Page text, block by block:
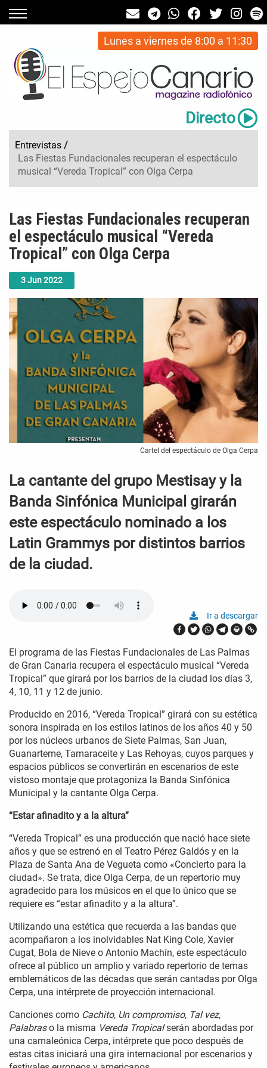
Lunes a viernes de 8:00 a 11:30
Directo
Entrevistas /
Las Fiestas Fundacionales recuperan el espectáculo
musical “Vereda Tropical” con Olga Cerpa
3Jun2022
Las Fiestas Fundacionales recuperan
el espectáculo musical “Vereda
Tropical” con Olga Cerpa
Cartel del espectáculo de Olga Cerpa
La cantante del grupo Mestisay y la
Banda Sinfónica Municipal girarán
este espectáculo nominado a los
Latin Grammys por distintos barrios
de la ciudad.
Ir a descargar
El programa de las Fiestas Fundacionales de Las Palmas
de Gran Canaria recupera el espectáculo musical “Vereda
Tropical” que girará por los barrios de la ciudad los días 3,
4, 10, 11 y 12 de junio.
Producido en 2016, “Vereda Tropical” girará con su estética
sonora inspirada en los estilos latinos de los años 40 y 50
por los núcleos urbanos de Siete Palmas, San Juan,
Guanarteme, Tamaraceite y Las Rehoyas, cuyos parques y
espacios públicos se convertirán en escenarios de este
vistoso montaje que protagoniza la Banda Sinfónica
Municipal y la cantante Olga Cerpa.
“Estar afinadito y a la altura”
“Vereda Tropical” es una producción que nació hace siete
años y que se estrenó en el Teatro Pérez Galdós y en la
Plaza de Santa Ana de Vegueta como «Concierto para la
ciudad». Se trata, dice Olga Cerpa, de un repertorio muy
agradecido para los músicos en el que lo único que se
requiere es “estar afinadito y a la altura”.
Utilizando una estética que recuerda a las bandas que
acompañaron a los inolvidables Nat King Cole, Xavier
Cugat, Bola de Nieve o Antonio Machín, este espectáculo
ofrece al público un amplio y variado repertorio de temas
emblemáticos de las décadas que serán cantadas por Olga
Cerpa, una intérprete de proyección internacional.
Canciones como Cachito, Un compromiso, Tal vez,
Palabraso la misma Vereda Tropicalserán abordadas por
una camaleónica Cerpa, intérprete que poco después de
estas citas iniciará una gira internacional por escenarios y